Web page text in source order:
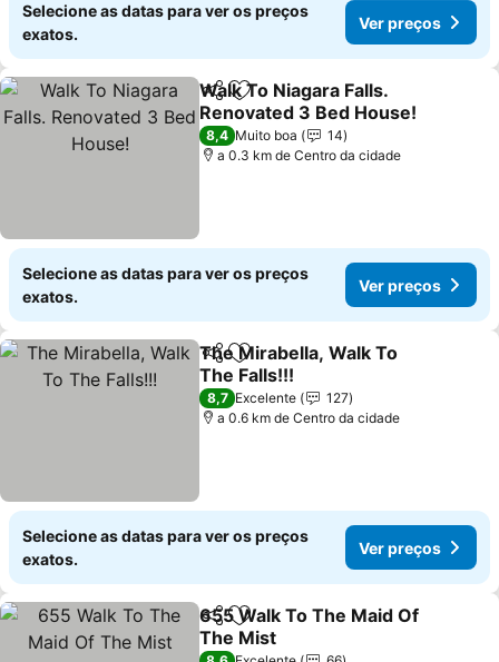
Selecione as datas para ver os preços
exatos.
Ver preços
PartilharAdicionar aos favoritos
Walk To Niagara Falls.
Renovated 3 Bed House!
Ver preços
8,4 Muito boa
14
a 0.3 km de Centro da cidade
Selecione as datas para ver os preços
exatos.
Ver preços
PartilharAdicionar aos favoritos
The Mirabella, Walk To
The Falls!!!
Ver preços
8,7 Excelente
127
a 0.6 km de Centro da cidade
Selecione as datas para ver os preços
exatos.
Ver preços
PartilharAdicionar aos favoritos
655 Walk To The Maid Of
The Mist